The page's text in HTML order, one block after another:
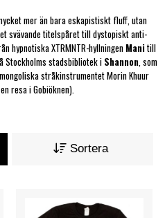
mer än bara eskapistiskt fluff, utan
svävande titelspåret till dystopiskt anti-
hypnotiska XTRMNTR-hyllningen Manitill
Stockholms stadsbibliotek i Shannon , som
stråkinstrumentet Morin Khuur
resa i Gobiöknen).
Sortera